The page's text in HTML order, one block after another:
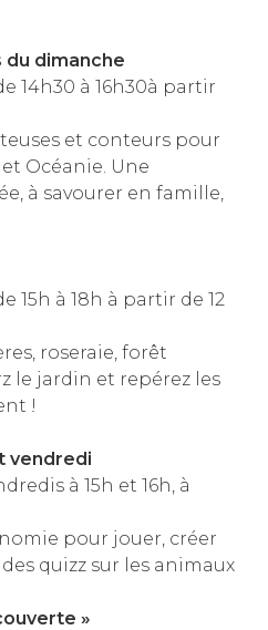
du dimanche
14h30 à 16h30à partir
et conteurs pour
Océanie. Une
à savourer en famille,
15h à 18h à partir de 12
roseraie, forêt
le jardin et repérez les
!
vendredi
à 15h et 16h, à
pour jouer, créer
quizz sur les animaux
»